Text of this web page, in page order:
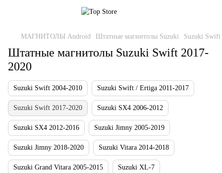
МАГНИТОЛЫ Android Штатные магнитолы Suzuki Suzuki Swift
Штатные магнитолы Suzuki Swift 2017-
2020
Suzuki Swift 2004-2010 Suzuki Swift / Ertiga 2011-2017
Suzuki Swift 2017-2020 Suzuki SX4 2006-2012
Suzuki SX4 2012-2016 Suzuki Jimny 2005-2019
Suzuki Jimny 2018-2020 Suzuki Vitara 2014-2018
Suzuki Grand Vitara 2005-2015 Suzuki XL-7